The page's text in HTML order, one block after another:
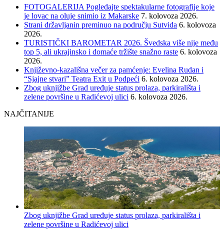
FOTOGALERIJA Pogledajte spektakularne fotografije koje
je lovac na oluje snimio iz Makarske 7. kolovoza 2026.
Strani državljanin preminuo na području Sutvida 6. kolovoza
2026.
TURISTIČKI BAROMETAR 2026. Švedska više nije među
top 5, ali ukrajinsko i domaće tržište snažno raste 6. kolovoza
2026.
Književno-kazališna večer za pamćenje: Evelina Rudan i
“Sjajne stvari” Teatra Exit u Podpeći 6. kolovoza 2026.
Zbog uknjižbe Grad uređuje status prolaza, parkirališta i
zelene površine u Radićevoj ulici 6. kolovoza 2026.
NAJČITANIJE
Zbog uknjižbe Grad uređuje status prolaza, parkirališta i
zelene površine u Radićevoj ulici